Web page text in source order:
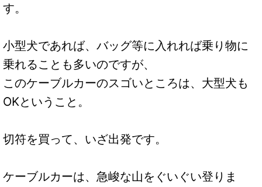
す。
小型犬であれば、バッグ等に入れれば乗り物に
乗れることも多いのですが、
このケーブルカーのスゴいところは、大型犬も
OKということ。
切符を買って、いざ出発です。
ケーブルカーは、急峻な山をぐいぐい登りま